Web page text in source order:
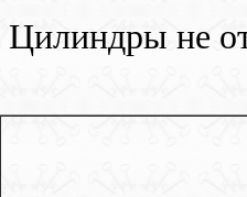
Цилиндры не